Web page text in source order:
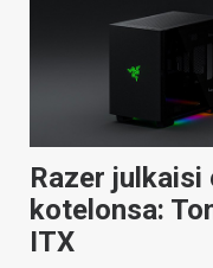
VAIHDA TEEMA
HAKU
Razer
kotelonsa:
ITX